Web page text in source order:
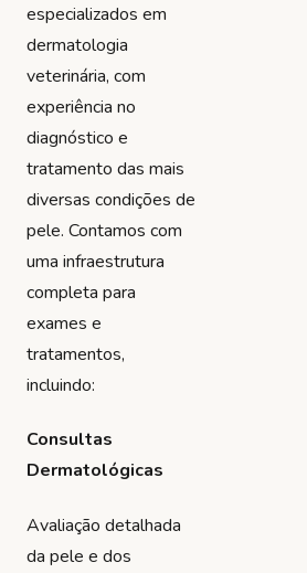
especializados em
dermatologia
veterinária, com
experiência no
diagnóstico e
tratamento das mais
diversas condições de
pele. Contamos com
uma infraestrutura
completa para
exames e
tratamentos,
incluindo:
Consultas
Dermatológicas
Avaliação detalhada
da pele e dos